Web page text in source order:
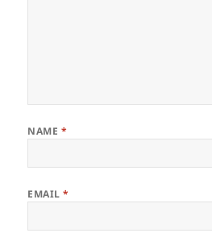
NAME *
EMAIL*